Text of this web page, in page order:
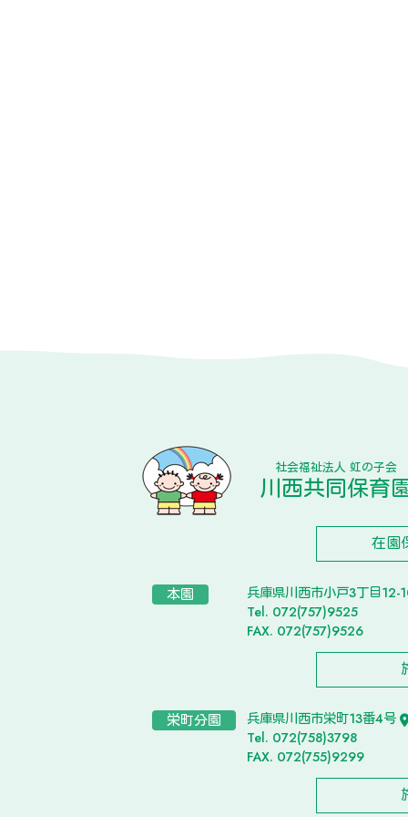
社会福祉法人 虹の子会
川西共同保育
在園
本園
兵庫県川西市小戸3丁目12-
Tel. 072(757)9525
FAX. 072(757)9526
栄町分園
兵庫県川西市栄町13番4号
Tel. 072(758)3798
FAX. 072(755)9299